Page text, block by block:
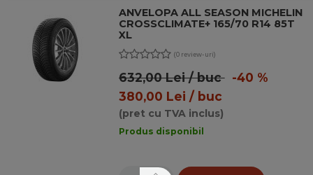
ANVELOPA ALL SEASON MICHELIN
CROSSCLIMATE+ 165/70 R14 85T
XL
(0 review-uri)
632,00 Lei / buc-40 %
380,00 Lei / buc
(pret cu TVA inclus)
Produs disponibil